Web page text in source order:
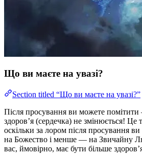
Що ви маєте на увазі?
Section titled “Що ви маєте на увазі?”
Після просування ви можете
здоров’я (сердечка) не змінюється! Це
оскільки за лором після просування
на Божество і менше — на Звичайну
вас, ймовірно, має бути більше здоров’я